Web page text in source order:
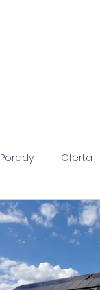
Porady Oferta